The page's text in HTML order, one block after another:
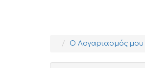
O Λογαριασμός μου